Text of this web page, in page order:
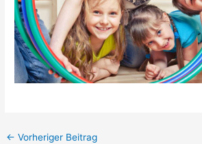
← Vorheriger Beitrag